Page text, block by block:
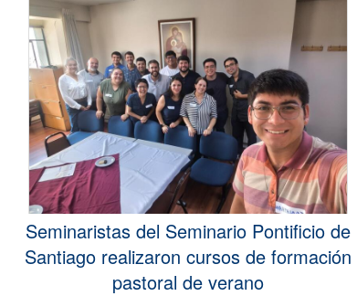
Seminaristas del Seminario Pontificio de
Santiago realizaron cursos de formación
pastoral de verano